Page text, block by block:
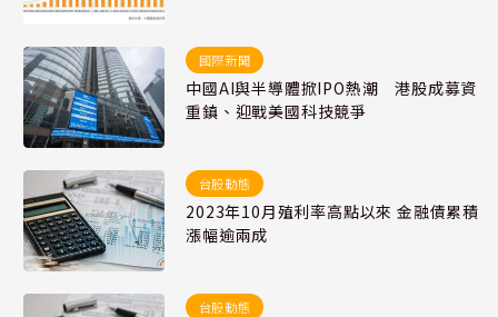
國際新聞
中國AI與半導體掀IPO熱潮 港股成募資
重鎮、迎戰美國科技競爭
台股動態
2023年10月殖利率高點以來 金融債累積
漲幅逾兩成
台股動態